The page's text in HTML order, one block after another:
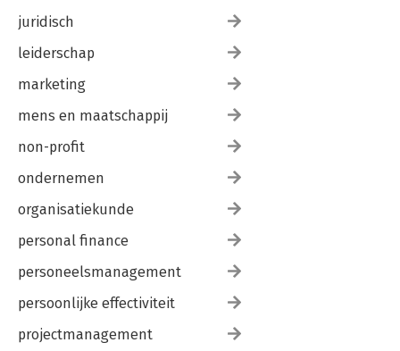
juridisch
leiderschap
marketing
mens en maatschappij
non-profit
ondernemen
organisatiekunde
personal finance
personeelsmanagement
persoonlijke effectiviteit
projectmanagement